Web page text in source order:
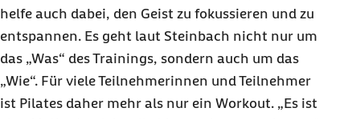
helfe auch dabei, den Geist zu fokussieren und zu
entspannen. Es geht laut Steinbach nicht nur um
das „Was“ des Trainings, sondern auch um das
„Wie“. Für viele Teilnehmerinnen und Teilnehmer
ist Pilates daher mehr als nur ein Workout. „Es ist